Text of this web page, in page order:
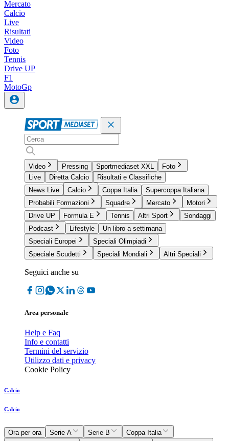
Mercato
Calcio
Live
Risultati
Video
Foto
Tennis
Drive UP
F1
MotoGp
Video Pressing Sportmediaset XXL
Foto
Live
Diretta Calcio
Risultati e Classifiche
News Live
Calcio Coppa Italia
Supercoppa Italiana
Probabili Formazioni
Squadre Mercato
Motori
Drive UP
Formula E Tennis Altri Sport
Sondaggi
Podcast
Lifestyle
Un libro a settimana
Speciali Europei
Speciali Olimpiadi
Speciale Scudetti
Speciali Mondiali Altri Speciali
Seguici anche su
Area personale
Help e Faq
Info e contatti
Termini del servizio
Utilizzo dati e privacy
Cookie Policy
Calcio
Calcio
Ora per ora Serie A Serie B
Coppa Italia